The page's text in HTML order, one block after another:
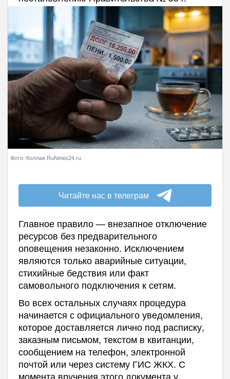
Фото: Коллаж RuNews24.ru
Читайте нас в телеграм
Главное правило — внезапное отключение
ресурсов без предварительного
оповещения незаконно. Исключением
являются только аварийные ситуации,
стихийные бедствия или факт
самовольного подключения к сетям.
Во всех остальных случаях процедура
начинается с официального уведомления,
которое доставляется лично под расписку,
заказным письмом, текстом в квитанции,
сообщением на телефон, электронной
почтой или через систему ГИС ЖКХ. С
момента вручения этого документа у